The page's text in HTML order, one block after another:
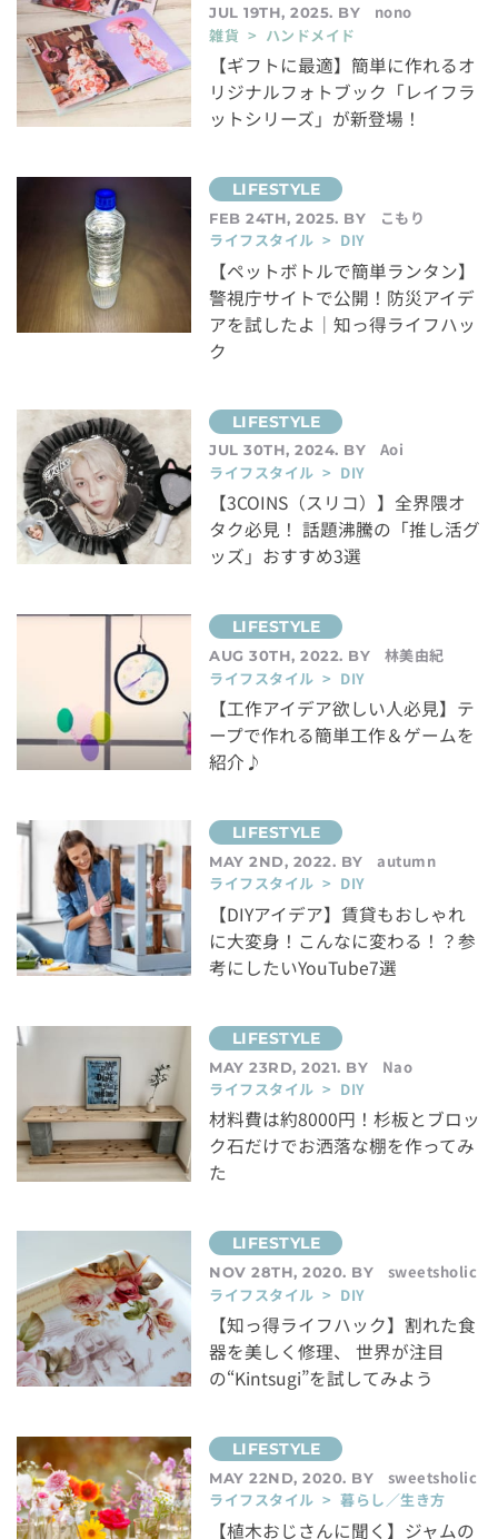
JUL 19TH, 2025. BY
nono
雑貨 > ハンドメイド
【ギフトに最適】簡単に作れるオ
リジナルフォトブック「レイフラ
ットシリーズ」が新登場！
FEB 24TH, 2025. BY
こもり
ライフスタイル > DIY
【ペットボトルで簡単ランタン】
警視庁サイトで公開！防災アイデ
アを試したよ｜知っ得ライフハッ
ク
JUL 30TH, 2024. BY
Aoi
ライフスタイル > DIY
【3COINS（スリコ）】全界隈オ
タク必見！ 話題沸騰の「推し活グ
ッズ」おすすめ3選
AUG 30TH, 2022. BY
林美由紀
ライフスタイル > DIY
【工作アイデア欲しい人必見】テ
ープで作れる簡単工作＆ゲームを
紹介♪
MAY 2ND, 2022. BY
autumn
ライフスタイル > DIY
【DIYアイデア】賃貸もおしゃれ
に大変身！こんなに変わる！？参
考にしたいYouTube7選
MAY 23RD, 2021. BY
Nao
ライフスタイル > DIY
材料費は約8000円！杉板とブロッ
ク石だけでお洒落な棚を作ってみ
た
NOV 28TH, 2020. BY
sweetsholic
ライフスタイル > DIY
【知っ得ライフハック】割れた食
器を美しく修理、 世界が注目
の“Kintsugi”を試してみよう
MAY 22ND, 2020. BY
sweetsholic
ライフスタイル > 暮らし／生き方
【植木おじさんに聞く】ジャムの